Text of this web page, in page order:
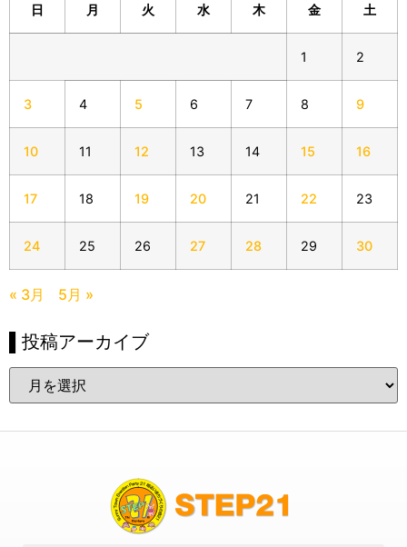
日 月 火 水 木 金 土
1 2
3 4 5 6 7 8 9
10 11 12 13 14 15 16
17 18 19 20 21 22 23
24 25 26 27 28 29 30
« 3月 5月 »
▌投稿アーカイブ